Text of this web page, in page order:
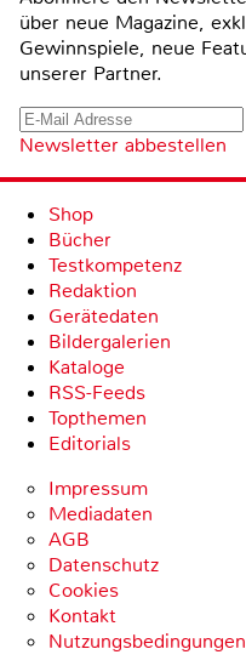
über neue Magazine,
Gewinnspiele, neue
unserer Partner.
Newsletter abbestellen
Shop
Bücher
Testkompetenz
Redaktion
Gerätedaten
Bildergalerien
Kataloge
RSS-Feeds
Topthemen
Editorials
Impressum
Mediadaten
AGB
Datenschutz
Cookies
Kontakt
Nutzungsbedingungen